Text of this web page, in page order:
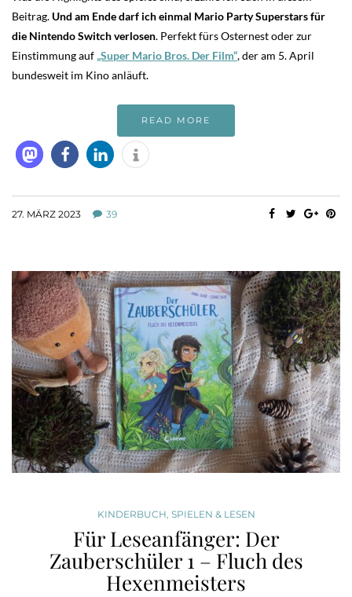
Beitrag.Und am Ende darf ich einmal Mario Party Superstars für
die Nintendo Switch verlosen. Perfekt fürs Osternest oder zur
Einstimmung auf „Super Mario Bros. Der Film“, der am 5. April
bundesweit im Kino anläuft.
READ MORE
27. MÄRZ 2023 39
KINDERBUCH, SPIELEN & LESEN
Für Leseanfänger: Der
Zauberschüler 1 – Fluch des
Hexenmeisters